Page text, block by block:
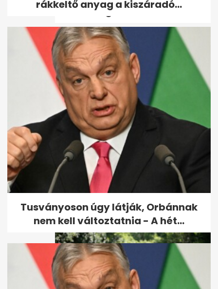
honvédségben...
Ismét átragasztotta az ARC
egyik plakátját a Mi Hazánk
rákkeltő anyag a kiszáradó...
Tusványoson úgy látják, Orbánnak
nem kell változtatnia - A hét...